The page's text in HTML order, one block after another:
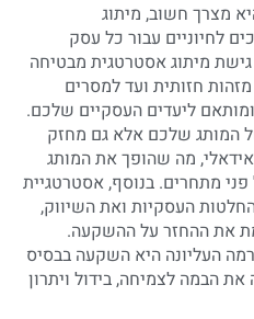
מצרך חשוב, מיתוג
לחיוניים עבור כל עסק
מיתוג אסטרטגית מבטיחה
חזותית ועד למסרים
ליעדים העסקיים שלכם.
המותג שלכם אלא גם מחזק
מה שהופך את המותג
מתחרים. בנוסף, אסטרטגיית
העסקיות ואת השיווק,
את ההחזר על ההשקעה.
העליונה היא השקעה בבסיס
הבמה לצמיחה, בידול ויתרון